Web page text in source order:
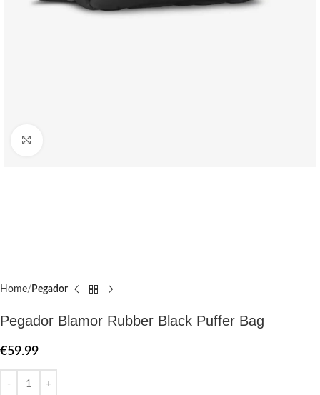
Home Pegador​
Pegador Blamor Rubber Black Puffer Bag
€59.99